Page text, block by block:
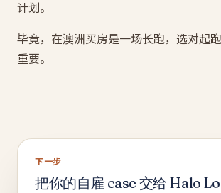
计划。
毕竟，在澳洲买房是一场长跑，选对起
重要。
下一步
把你的自雇 case 交给 Halo